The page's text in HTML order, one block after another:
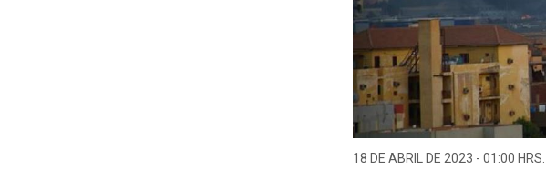
18 DE ABRIL DE 2023 - 01:00 HRS.